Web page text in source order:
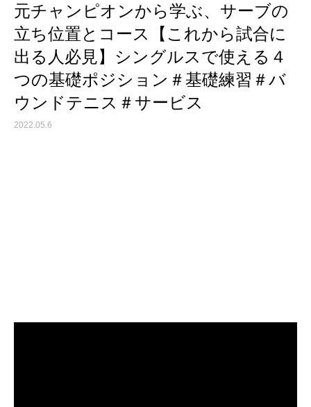
元チャンピオンから学ぶ、サーブの
立ち位置とコース【これから試合に
出る人必見】シングルスで使える４
つの基礎ポジション＃基礎練習＃バ
ウンドテニス＃サービス
2022.05.6